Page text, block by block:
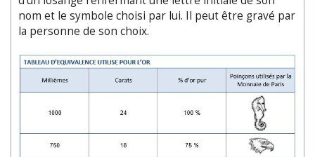
nom et le symbole choisi par lui. Il peut être gravé par
la personne de son choix.